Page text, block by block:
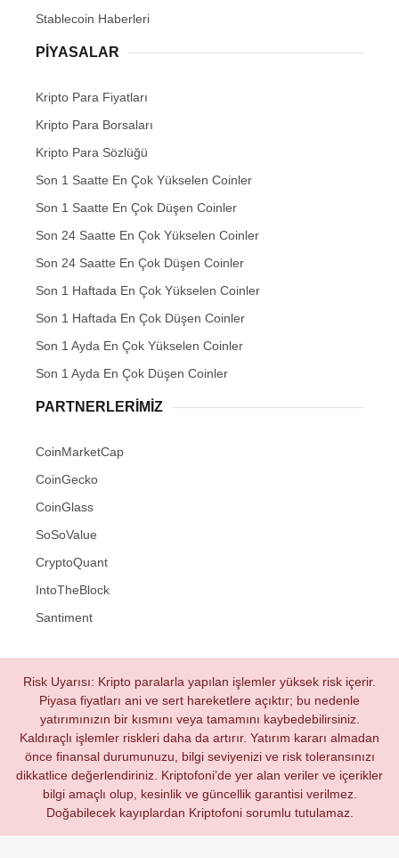
Stablecoin Haberleri
PIYASALAR
Kripto Para Fiyatları
Kripto Para Borsaları
Kripto Para Sözlüğü
Son 1 Saatte En Çok Yükselen Coinler
Son 1 Saatte En Çok Düşen Coinler
Son 24 Saatte En Çok Yükselen Coinler
Son 24 Saatte En Çok Düşen Coinler
Son 1 Haftada En Çok Yükselen Coinler
Son 1 Haftada En Çok Düşen Coinler
Son 1 Ayda En Çok Yükselen Coinler
Son 1 Ayda En Çok Düşen Coinler
PARTNERLERIMIZ
CoinMarketCap
CoinGecko
CoinGlass
SoSoValue
CryptoQuant
IntoTheBlock
Santiment
Risk Uyarısı: Kripto paralarla yapılan işlemler yüksek risk içerir.
Piyasa fiyatları ani ve sert hareketlere açıktır; bu nedenle
yatırımınızın bir kısmını veya tamamını kaybedebilirsiniz.
Kaldıraçlı işlemler riskleri daha da artırır. Yatırım kararı almadan
önce finansal durumunuzu, bilgi seviyenizi ve risk toleransınızı
dikkatlice değerlendiriniz. Kriptofoni’de yer alan veriler ve içerikler
bilgi amaçlı olup, kesinlik ve güncellik garantisi verilmez.
Doğabilecek kayıplardan Kriptofoni sorumlu tutulamaz.